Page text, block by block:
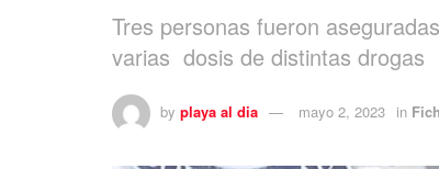
Tres personas fueron
varias dosis de distintas drogas
by playa al dia mayo 2, 2023 in